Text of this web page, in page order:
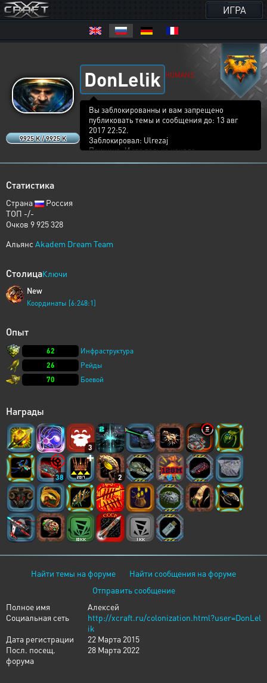
ИГРА
9925 K / 9925 K
DonLelik HUMANS
Вы заблокированны и вам запрещено
публиковать темы и сообщения до: 13 авг
2017 22:52.
Заблокировал: Ulrezaj
Причина: И это только начало
Статистика
Страна
Россия
ТОП -/-
Очков 9 925 328
Альянс Akadem Dream Team
СтолицаКлючи
New
Координаты [6:248:1]
Опыт
62
Инфраструктура
26
Рейды
70
Боевой
Награды
3
38 2
Найти темы на форуме
Найти сообщения на форуме
Отправить сообщение
Полное имя
Алексей
Социальная сеть
http://xcraft.ru/colonization.html?user=DonLel
ik
Дата регистрации
22 Марта 2015
Посл. посещ.
форума
28 Марта 2022